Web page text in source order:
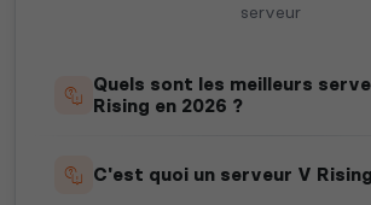
serveur
Quels sont les meilleurs
Rising en 2026 ?
C'est quoi un serveur V